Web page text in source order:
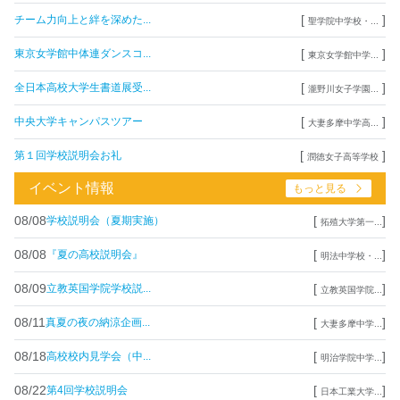
チーム力向上と絆を深めた... [ 聖学院中学校・... ]
東京女学館中体連ダンスコ... [ 東京女学館中学... ]
全日本高校大学生書道展受... [ 瀧野川女子学園... ]
中央大学キャンパスツアー [ 大妻多摩中学高... ]
第１回学校説明会お礼 [ 潤徳女子高等学校 ]
イベント情報 もっと見る
08/08学校説明会（夏期実施） [ 拓殖大学第一... ]
08/08 『夏の高校説明会』 [ 明法中学校・... ]
08/09立教英国学院学校説... [ 立教英国学院... ]
08/11 真夏の夜の納涼企画... [ 大妻多摩中学... ]
08/18高校校内見学会（中... [ 明治学院中学... ]
08/22第4回学校説明会 [ 日本工業大学... ]